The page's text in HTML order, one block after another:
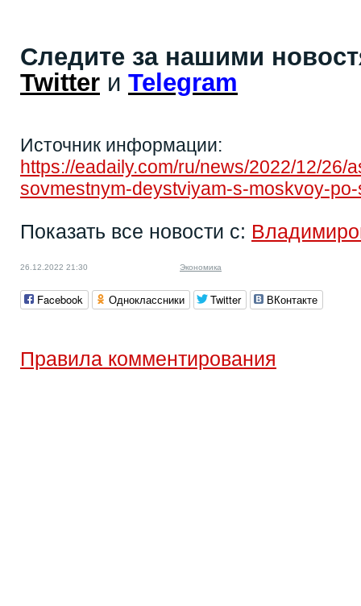
Следите за нашими
Twitter и Telegram
Источник информации:
https://eadaily.com/ru/news/2022/12/26/
sovmestnym-deystviyam-s-moskvoy-
Показать все новости с:
26.12.2022 21:30 Экономика
Facebook Одноклассники Twitter ВКонтакте
Правила комментирования